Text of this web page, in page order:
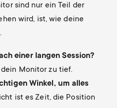
sind nur ein Teil der
wird, ist, wie deine
einer langen Session?
Monitor zu tief.
Winkel, um alles
ist es Zeit, die Position